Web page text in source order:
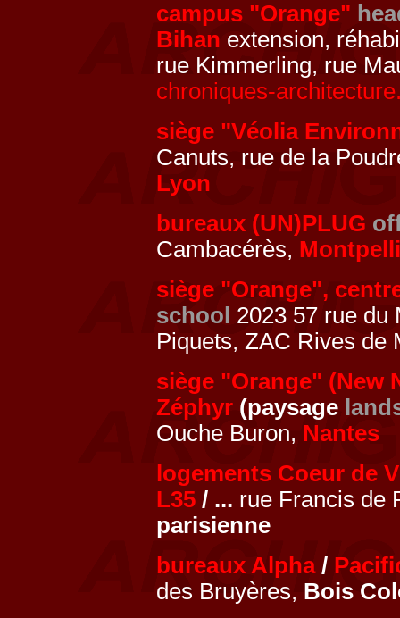
campus "Orange"
Bihan extension,
rue Kimmerling, rue
chroniques-
siège "Véolia
Canuts, rue de la
Lyon
bureaux (UN)PLUG
Cambacérès,
siège "Orange",
school 2023 57 rue du
Piquets, ZAC Rives de
siège "Orange" (New
Zéphyr (paysage
Ouche Buron, Nantes
logements Coeur de
L35 / ... rue Francis de
parisienne
bureaux Alpha/
des Bruyères, Bois